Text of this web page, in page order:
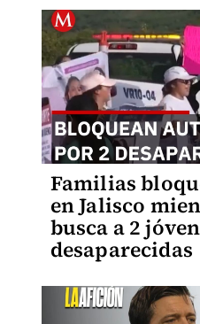
Familias
en Jalisco
busca a 2
desaparecidas